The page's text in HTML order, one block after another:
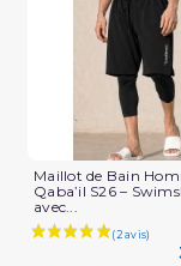
Maillot de Bain
Qaba’il S26 –
avec...